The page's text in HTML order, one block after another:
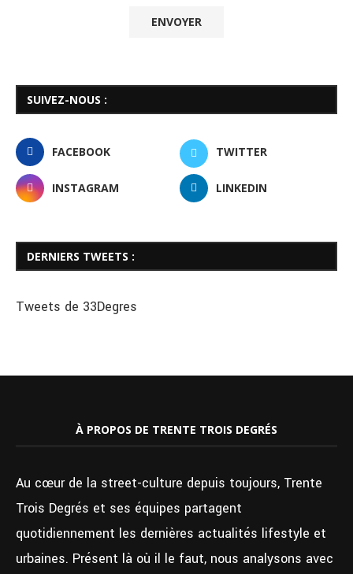
SUIVEZ-NOUS :
FACEBOOK TWITTER
INSTAGRAM LINKEDIN
DERNIERS TWEETS :
Tweets de 33Degres
À PROPOS DE TRENTE TROIS DEGRÉS
Au cœur de la street-culture depuis toujours, Trente
Trois Degrés et ses équipes partagent
quotidiennement les dernières actualités lifestyle et
urbaines. Présent là où il le faut, nous analysons avec